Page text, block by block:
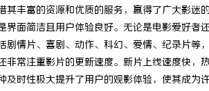
其丰富的资源和优质的服务，赢得了广大影迷
界面简洁且用户体验良好。无论是电影爱好
剧情片、喜剧、动作、科幻、爱情、纪录片等
非常注重影片的更新速度。新片上线速度快
及时性极大提升了用户的观影体验，使其成为